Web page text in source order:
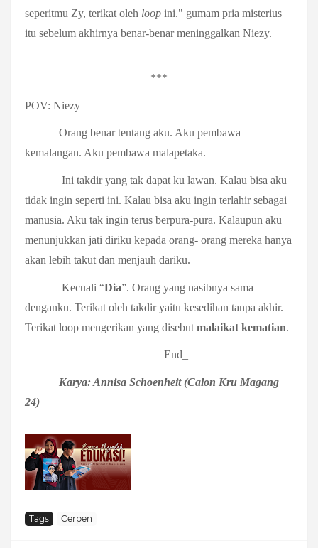
seperitmu Zy, terikat oleh loop ini." gumam pria misterius
itu sebelum akhirnya benar-benar meninggalkan Niezy.
***
POV: Niezy
Orang benar tentang aku. Aku pembawa
kemalangan. Aku pembawa malapetaka.
Ini takdir yang tak dapat ku lawan. Kalau bisa aku
tidak ingin seperti ini. Kalau bisa aku ingin terlahir sebagai
manusia. Aku tak ingin terus berpura-pura. Kalaupun aku
menunjukkan jati diriku kepada orang- orang mereka hanya
akan lebih takut dan menjauh dariku.
Kecuali “Dia”. Orang yang nasibnya sama
denganku. Terikat oleh takdir yaitu kesedihan tanpa akhir.
Terikat loop mengerikan yang disebut malaikat kematian.
End_
Karya: Annisa Schoenheit (Calon Kru Magang
24)
Tags Cerpen